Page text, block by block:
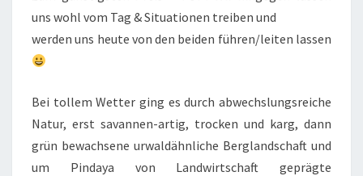
uns wohl vom Tag & Situationen treiben und
werden uns heute von den beiden führen/leiten lassen
Bei tollem Wetter ging es durch abwechslungsreiche
Natur, erst savannen-artig, trocken und karg, dann
grün bewachsene urwaldähnliche Berglandschaft und
um Pindaya von Landwirtschaft geprägte